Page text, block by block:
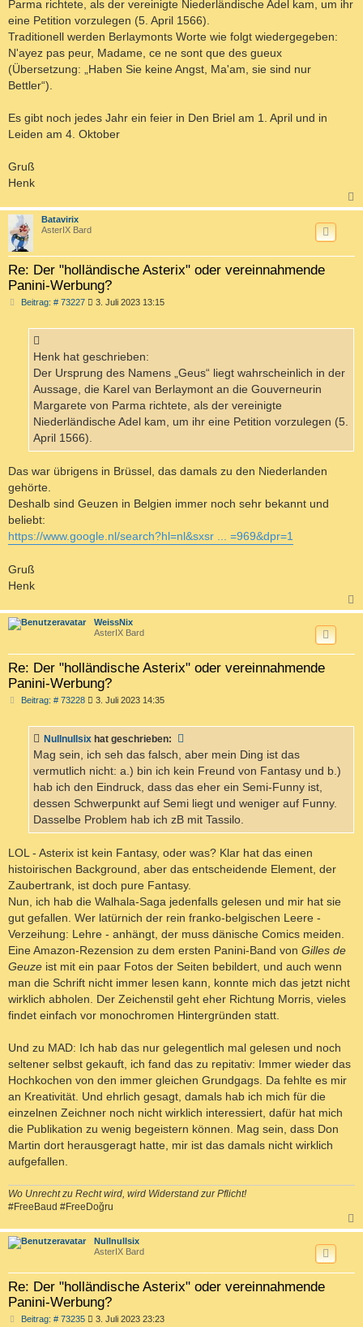
Parma richtete, als der vereinigte Niederländische Adel kam, um ihr
eine Petition vorzulegen (5. April 1566).
Traditionell werden Berlaymonts Worte wie folgt wiedergegeben:
N'ayez pas peur, Madame, ce ne sont que des gueux
(Übersetzung: „Haben Sie keine Angst, Ma'am, sie sind nur
Bettler“).
Es gibt noch jedes Jahr ein feier in Den Briel am 1. April und in
Leiden am 4. Oktober
Gruß
Henk
a
Batavirix
AsterIX Bard
Re: Der "holländische Asterix" oder vereinnahmende
Panini-Werbung?
Beitrag: # 73227B
a
g
3. Juli 2023 13:15
Henk hat geschrieben:
Der Ursprung des Namens „Geus“ liegt wahrscheinlich in der
Aussage, die Karel van Berlaymont an die Gouverneurin
Margarete von Parma richtete, als der vereinigte
Niederländische Adel kam, um ihr eine Petition vorzulegen (5.
April 1566).
Das war übrigens in Brüssel, das damals zu den Niederlanden
gehörte.
Deshalb sind Geuzen in Belgien immer noch sehr bekannt und
beliebt:
https://www.google.nl/search?hl=nl&sxsr ... =969&dpr=1
Gruß
Henk
a
WeissNix
AsterIX Bard
Re: Der "holländische Asterix" oder vereinnahmende
Panini-Werbung?
Beitrag: # 73228B
r
a
3. Juli 2023 14:35
Nullnullsix hat geschrieben:
Mag sein, ich seh das falsch, aber mein Ding ist das
vermutlich nicht: a.) bin ich kein Freund von Fantasy und b.)
hab ich den Eindruck, dass das eher ein Semi-Funny ist,
dessen Schwerpunkt auf Semi liegt und weniger auf Funny.
Dasselbe Problem hab ich zB mit Tassilo.
LOL - Asterix ist kein Fantasy, oder was? Klar hat das einen
histoirischen Background, aber das entscheidende Element, der
Zaubertrank, ist doch pure Fantasy.
Nun, ich hab die Walhala-Saga jedenfalls gelesen und mir hat sie
gut gefallen. Wer latürnich der rein franko-belgischen Leere -
Verzeihung: Lehre - anhängt, der muss dänische Comics meiden.
Eine Amazon-Rezension zu dem ersten Panini-Band von Gilles de
Geuze ist mit ein paar Fotos der Seiten bebildert, und auch wenn
man die Schrift nicht immer lesen kann, konnte mich das jetzt nicht
wirklich abholen. Der Zeichenstil geht eher Richtung Morris, vieles
findet einfach vor monochromen Hintergründen statt.
Und zu MAD: Ich hab das nur gelegentlich mal gelesen und noch
seltener selbst gekauft, ich fand das zu repitativ: Immer wieder das
Hochkochen von den immer gleichen Grundgags. Da fehlte es mir
an Kreativität. Und ehrlich gesagt, damals hab ich mich für die
einzelnen Zeichner noch nicht wirklich interessiert, dafür hat mich
die Publikation zu wenig begeistern können. Mag sein, dass Don
Martin dort herausgeragt hatte, mir ist das damals nicht wirklich
aufgefallen.
Wo Unrecht zu Recht wird, wird Widerstand zur Pflicht!
#FreeBaud #FreeDoğru
a
Nullnullsix
AsterIX Bard
Re: Der "holländische Asterix" oder vereinnahmende
Panini-Werbung?
Beitrag: # 73235B 3. Juli 2023 23:23